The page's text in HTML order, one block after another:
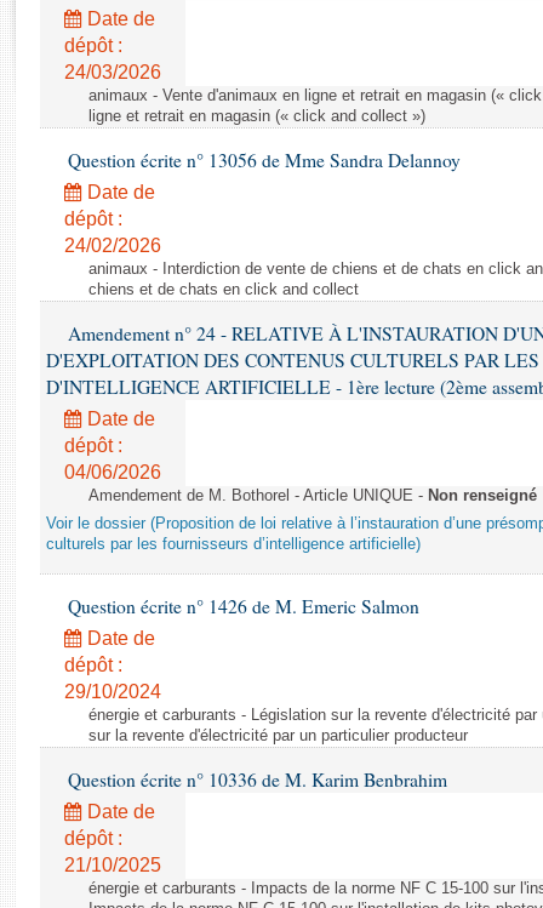
Rapports législatifs
Rapports sur l'application des lois
Baromètre de l’application des lois
Dossiers législatifs
Budget et sécurité sociale
Questions écrites et orales
Comptes rendus des débats
Date de
dépôt :
24/03/2026
animaux - Vente d'animaux en ligne et retrait en magasin («
ligne et retrait en magasin (« click and collect »)
Question écrite n° 13056 de Mme Sandra Delannoy
Date de
dépôt :
24/02/2026
animaux - Interdiction de vente de chiens et de chats en click
chiens et de chats en click and collect
Amendement n° 24 - RELATIVE À L'INSTAURATION
D'EXPLOITATION DES CONTENUS CULTURELS PAR LES
D'INTELLIGENCE ARTIFICIELLE - 1ère lecture (2ème
Date de
dépôt :
04/06/2026
Amendement de M. Bothorel - Article UNIQUE - Non renseigné
Voir le dossier (Proposition de loi relative à l’instauration d’une
culturels par les fournisseurs d’intelligence artificielle)
Question écrite n° 1426 de M. Emeric Salmon
Date de
dépôt :
29/10/2024
énergie et carburants - Législation sur la revente d'électricité
sur la revente d'électricité par un particulier producteur
Question écrite n° 10336 de M. Karim Benbrahim
Date de
dépôt :
21/10/2025
énergie et carburants - Impacts de la norme NF C 15-100 sur